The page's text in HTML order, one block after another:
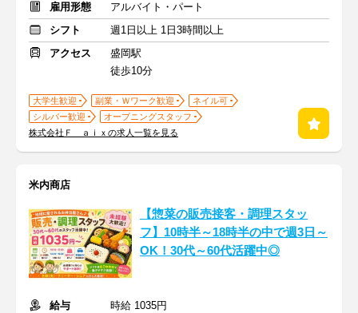
雇用形態
アルバイト・パート
シフト
週1日以上 1日3時間以上
アクセス
盛岡駅
徒歩10分
大学生歓迎 副業・Ｗワーク歓迎
ネイル可
シルバー歓迎
オープニングスタッフ
株式会社Ｆ ａｉｘの求人一覧を見る
米内商店
【惣菜の販売接客・調理スタッ
フ】10時半～18時半の中で週3日～
OK！30代～60代活躍中◎
給与
時給 1035円